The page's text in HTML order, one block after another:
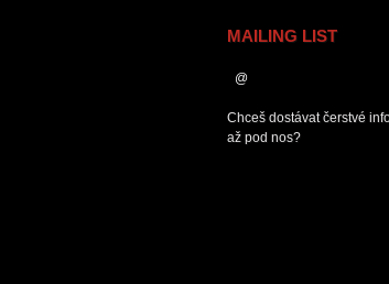
MAILING LIST
Chceš dostávat čerstvé
až pod nos?